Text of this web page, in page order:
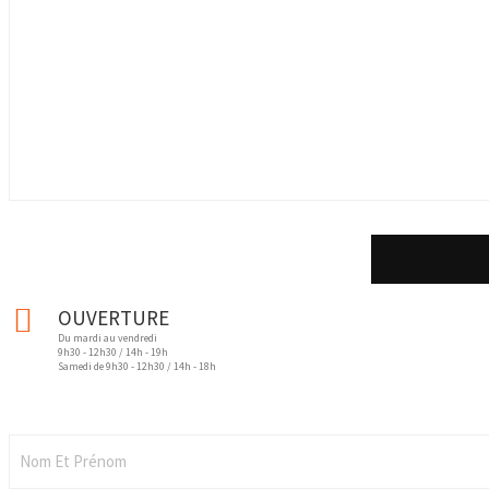
OUVERTURE
Du mardi au vendredi
9h30 - 12h30 / 14h - 19h
Samedi de 9h30 - 12h30 / 14h - 18h
Nom Et Prénom